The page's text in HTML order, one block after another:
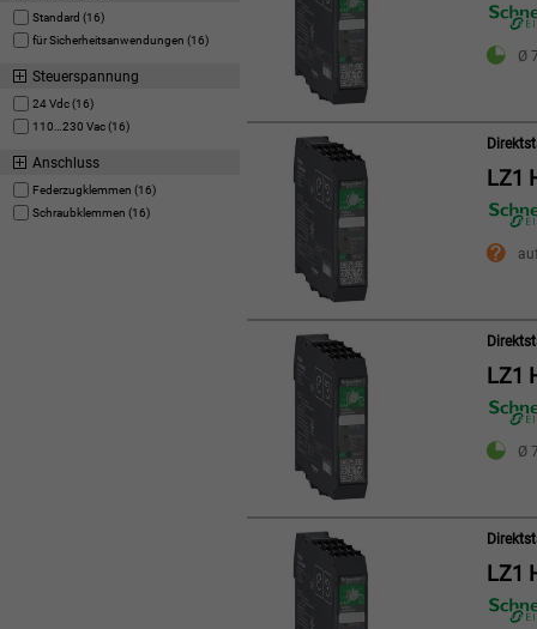
Standard (16)
für Sicherheitsanwendungen (16)
Steuerspannung
24 Vdc (16)
110…230 Vac (16)
Anschluss
Federzugklemmen (16)
Schraubklemmen (16)
Ø
LZ1
LZ1
Ø
LZ1